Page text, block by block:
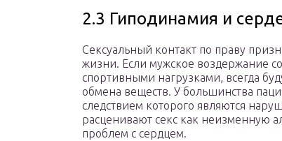
2.3 Гиподинамия и
Сексуальный контакт по праву
жизни. Если мужское воздержание
спортивными нагрузками, всегда
обмена веществ. У большинства
следствием которого являются
расценивают секс как неизменную
проблем с сердцем.